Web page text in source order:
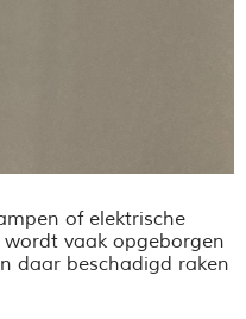
of elektrische
vaak opgeborgen
daar beschadigd raken